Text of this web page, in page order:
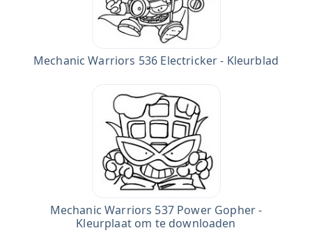
Mechanic Warriors 536 Electricker - Kleurblad
Mechanic Warriors 537 Power Gopher -
Kleurplaat om te downloaden